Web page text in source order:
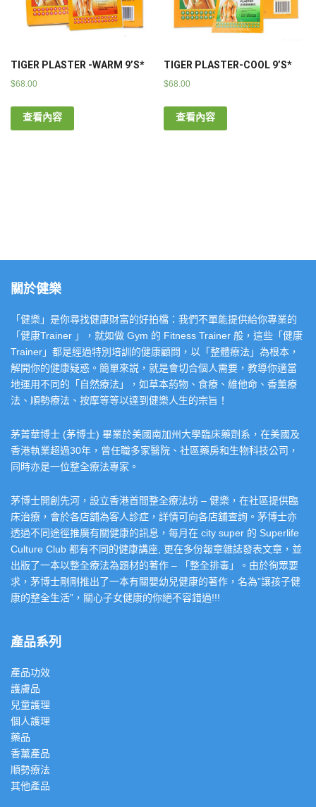
TIGER PLASTER -WARM 9’S*
$68.00
查看內容
TIGER PLASTER-COOL 9’S*
$68.00
查看內容
關於健樂
「健樂」是你尋找健康財富的好拍檔：我們不單能提供給你專業的
「健康Trainer 」，就如做 Gym 的 Fitness Trainer 般，這些「健康
Trainer」都是經過特別培訓的健康顧問，以「整體療法」為根本，
解開你的健康疑惑。簡單來説，就是會切合個人需要，教導你適當
地運用不同的「自然療法」，如草本葯物、食療、維他命、香薰療
法、順勢療法、按摩等等以達到健樂人生的宗旨！
茅菁華博士 (茅博士) 畢業於美國南加州大學臨床藥劑系，在美國及
香港執業超過30年，曾任職多家醫院、社區藥房和生物科技公司，
同時亦是一位整全療法專家。
茅博士開創先河，設立香港首間整全療法坊 – 健樂，在社區提供臨
床治療，會於各店舖為客人診症，詳情可向各店舖查詢。茅博士亦
透過不同途徑推廣有關健康的訊息，每月在 city super 的 Superlife
Culture Club 都有不同的健康講座, 更在多份報章雜誌發表文章，並
出版了一本以整全療法為題材的著作 – 「整全排毒」。由於徇眾要
求，茅博士剛剛推出了一本有關嬰幼兒健康的著作，名為”讓孩子健
康的整全生活”，關心子女健康的你絕不容錯過!!!
產品系列
產品功效
護膚品
兒童護理
個人護理
藥品
香薰產品
順勢療法
其他產品